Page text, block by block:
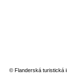
© Flanderská turistická